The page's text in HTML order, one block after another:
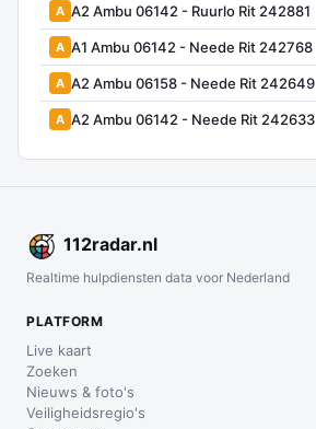
A A2 Ambu 06142 - Ruurlo Rit 242881
A A1 Ambu 06142 - Neede Rit 242768
A A2 Ambu 06158 - Neede Rit 242649
A A2 Ambu 06142 - Neede Rit 242633
112radar.nl
Realtime hulpdiensten data voor Nederland
PLATFORM
Live kaart
Zoeken
Nieuws & foto's
Veiligheidsregio's